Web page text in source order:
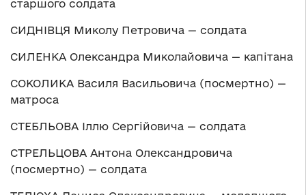
старшого солдата
СИДНІВЦЯ Миколу Петровича — солдата
СИЛЕНКА Олександра Миколайовича — капітана
СОКОЛИКА Василя Васильовича (посмертно) —
матроса
СТЕБЛЬОВА Іллю Сергійовича — солдата
СТРЕЛЬЦОВА Антона Олександровича
(посмертно) — солдата